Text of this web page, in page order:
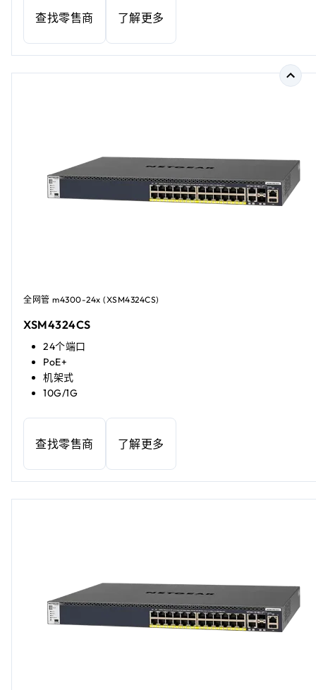
查找零售商 了解更多
全网管 m4300-24x (XSM4324CS)
XSM4324CS
24个端口
PoE+
机架式
10G/1G
查找零售商 了解更多